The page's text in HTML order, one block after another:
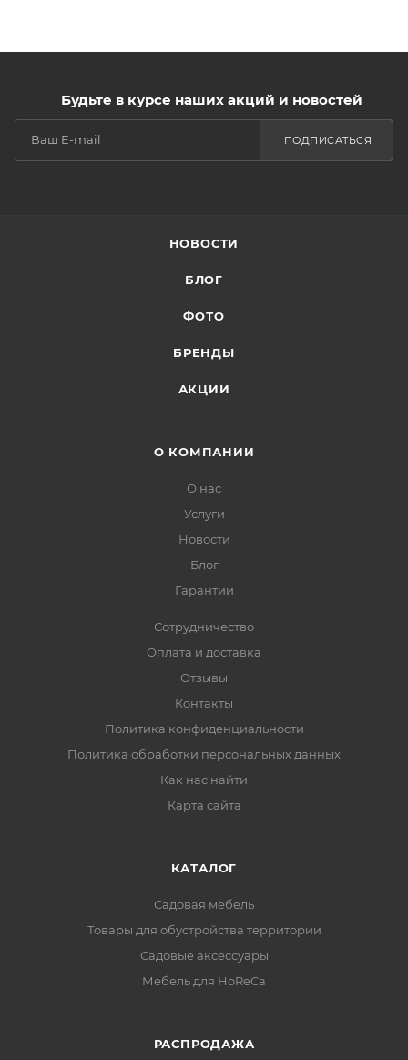
Будьте в курсе наших акций и новостей
ПОДПИСАТЬСЯ
НОВОСТИ
БЛОГ
ФОТО
БРЕНДЫ
АКЦИИ
О КОМПАНИИ
О нас
Услуги
Новости
Блог
Гарантии
Сотрудничество
Оплата и доставка
Отзывы
Контакты
Политика конфиденциальности
Политика обработки персональных данных
Как нас найти
Карта сайта
КАТАЛОГ
Садовая мебель
Товары для обустройства территории
Садовые аксессуары
Мебель для HoReCa
РАСПРОДАЖА